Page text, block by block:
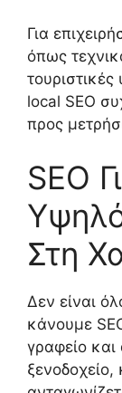
Για
όπως
local SEO
προς
SEO
Στη
Δεν είναι
κάνουμε
γραφείο και